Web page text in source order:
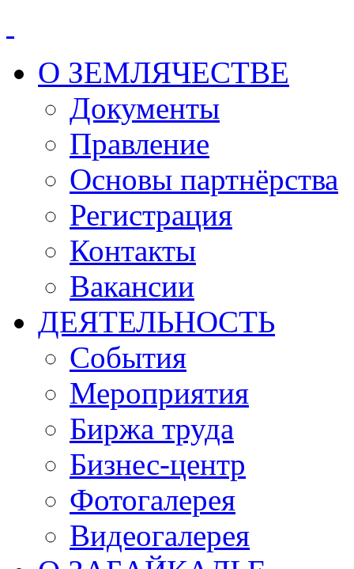
О ЗЕМЛЯЧЕСТВЕ
Документы
Правление
Основы партнёрства
Регистрация
Контакты
Вакансии
ДЕЯТЕЛЬНОСТЬ
События
Мероприятия
Биржа труда
Бизнес-центр
Фотогалерея
Видеогалерея